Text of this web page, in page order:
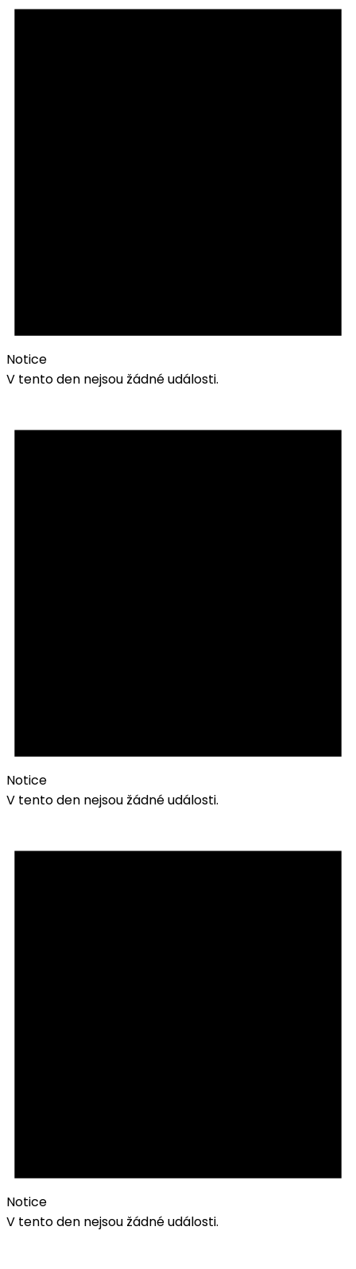
Notice
V tento den nejsou žádné události.
Notice
V tento den nejsou žádné události.
Notice
V tento den nejsou žádné události.